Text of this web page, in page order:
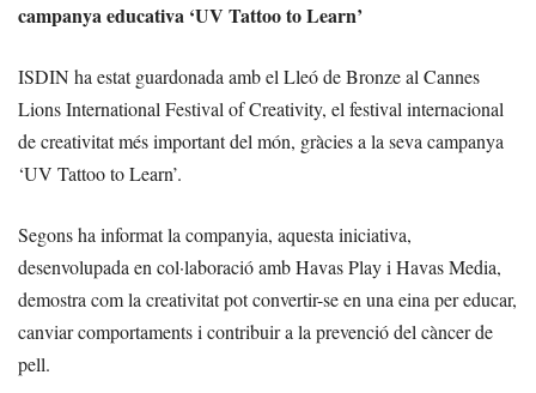
campanya educativa ‘UV Tattoo to Learn’
ISDIN ha estat guardonada amb el Lleó de Bronze al Cannes
Lions International Festival of Creativity, el festival internacional
de creativitat més important del món, gràcies a la seva campanya
‘UV Tattoo to Learn’.
Segons ha informat la companyia, aquesta iniciativa,
desenvolupada en col·laboració amb Havas Play i Havas Media,
demostra com la creativitat pot convertir-se en una eina per educar,
canviar comportaments i contribuir a la prevenció del càncer de
pell.